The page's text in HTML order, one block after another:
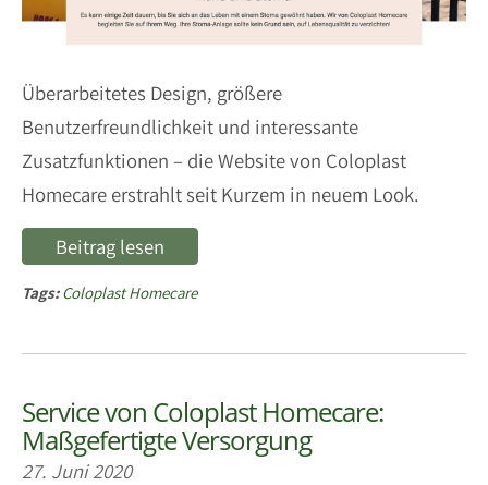
Überarbeitetes Design, größere
Benutzerfreundlichkeit und interessante
Zusatzfunktionen – die Website von Coloplast
Homecare erstrahlt seit Kurzem in neuem Look.
Beitrag lesen
Tags:Coloplast Homecare
Service von Coloplast Homecare:
Maßgefertigte Versorgung
27. Juni 2020